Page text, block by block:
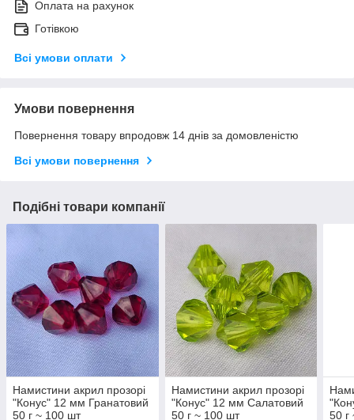
Оплата на рахунок
Готівкою
Всі умови оплати
Умови повернення
Повернення товару впродовж 14 днів за домовленістю
Всі умови повернення
Подібні товари компанії
Намистини акрил прозорі
"Конус" 12 мм Гранатовий
50 г ~ 100 шт
Намистини акрил прозорі
"Конус" 12 мм Салатовий
50 г ~ 100 шт
50 г